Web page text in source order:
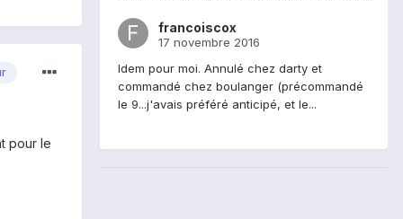
pour le
francoiscox
17 novembre 2016
Idem pour moi. Annulé chez darty et
commandé chez boulanger (précommandé
le 9...j'avais préféré anticipé, et le...